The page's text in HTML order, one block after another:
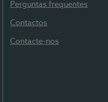
Perguntas frequentes
Contactos
Contacte-nos